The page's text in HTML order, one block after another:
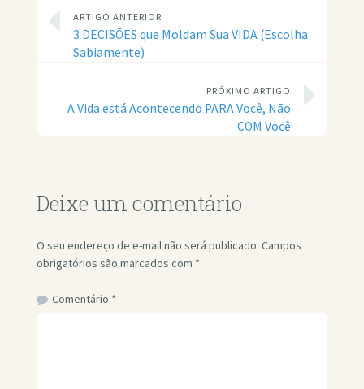
ARTIGO ANTERIOR
3 DECISÕES que Moldam Sua VIDA (Escolha
Sabiamente)
PRÓXIMO ARTIGO
A Vida está Acontecendo PARA Você, Não
COM Você
Deixe um comentário
O seu endereço de e-mail não será publicado. Campos
obrigatórios são marcados com *
Comentário *